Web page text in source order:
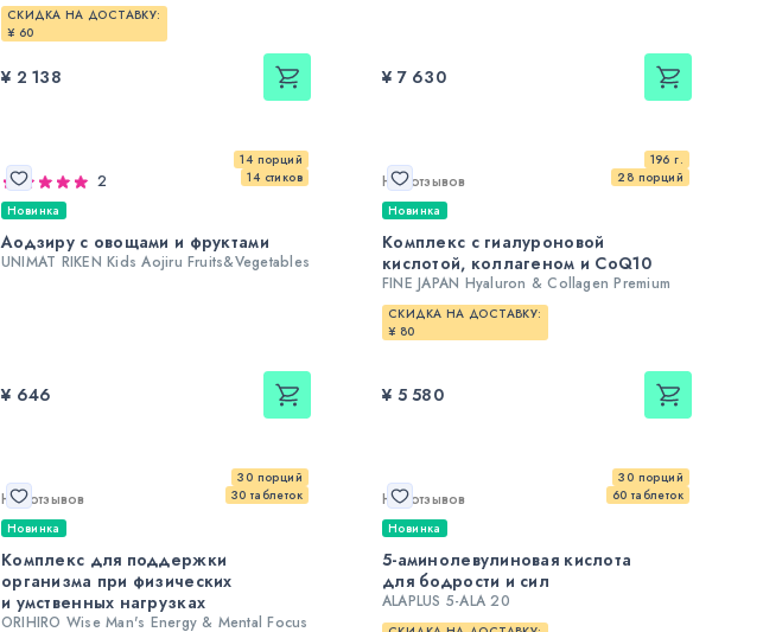
СКИДКА НА ДОСТАВКУ:
¥ 60
¥ 2 138 ¥ 7 630
14 порций
14 стиков
2
Новинка
Аодзиру с овощами и фруктами
UNIMAT RIKEN Kids Aojiru Fruits&Vegetables
¥ 646
196 г.
28 порций
Нет отзывов
Новинка
Комплекс с гиалуроновой
кислотой, коллагеном и CoQ10
FINE JAPAN Hyaluron & Collagen Premium
СКИДКА НА ДОСТАВКУ:
¥ 80
¥ 5 580
30 порций
30 таблеток
Нет отзывов
Новинка
Комплекс для поддержки
организма при физических
и умственных нагрузках
ORIHIRO Wise Man's Energy & Mental Focus
30 порций
60 таблеток
Нет отзывов
Новинка
5-аминолевулиновая кислота
для бодрости и сил
ALAPLUS 5-ALA 20